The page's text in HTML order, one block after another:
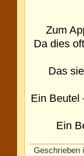
Zum
Da dies
Das
Ein Beutel
Ein
Geschrieben